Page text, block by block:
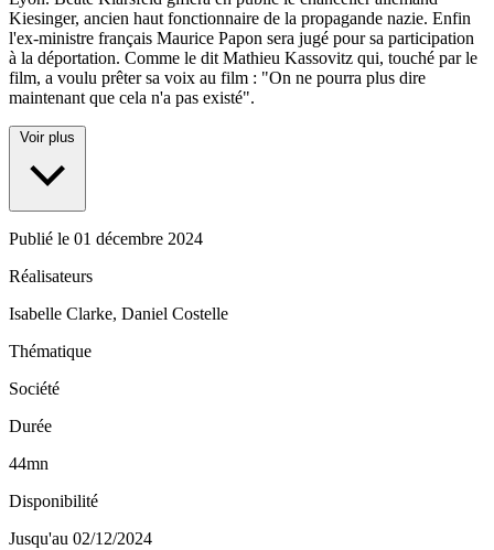
Kiesinger, ancien haut fonctionnaire de la propagande nazie. Enfin
l'ex-ministre français Maurice Papon sera jugé pour sa participation
à la déportation. Comme le dit Mathieu Kassovitz qui, touché par le
film, a voulu prêter sa voix au film : "On ne pourra plus dire
maintenant que cela n'a pas existé".
Voir plus
Publié le 01 décembre 2024
Réalisateurs
Isabelle Clarke, Daniel Costelle
Thématique
Société
Durée
44mn
Disponibilité
Jusqu'au 02/12/2024